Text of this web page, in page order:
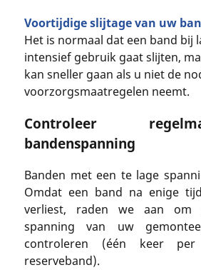
Voortijdige slijtage van uw
Het is normaal dat een band bij
intensief gebruik gaat slijten,
kan sneller gaan als u niet de
voorzorgsmaatregelen neemt.
Controleer
bandenspanning
Banden met een te lage
Omdat een band na enige
verliest, raden we aan om
spanning van uw
controleren (één keer
reserveband).